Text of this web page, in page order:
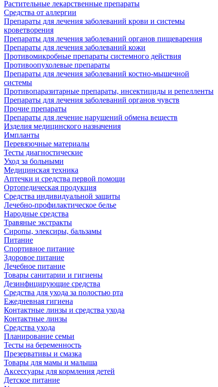
Растительные лекарственные препараты
Средства от аллергии
Препараты для лечения заболеваний крови и системы
кроветворения
Препараты для лечения заболеваний органов пищеварения
Препараты для лечения заболеваний кожи
Противомикробные препараты системного действия
Противоопухолевые препараты
Препараты для лечения заболеваний костно-мышечной
системы
Противопаразитарные препараты, инсектициды и репелленты
Препараты для лечения заболеваний органов чувств
Прочие препараты
Препараты для лечение нарушений обмена веществ
Изделия медицинского назначения
Импланты
Перевязочные материалы
Тесты диагностические
Уход за больными
Медицинская техника
Аптечки и средства первой помощи
Ортопедическая продукция
Средства индивидуальной защиты
Лечебно-профилактическое белье
Народные средства
Травяные экстракты
Сиропы, элексиры, бальзамы
Питание
Спортивное питание
Здоровое питание
Лечебное питание
Товары санитарии и гигиены
Дезинфицирующие средства
Средства для ухода за полостью рта
Ежедневная гигиена
Контактные линзы и средства ухода
Контактные линзы
Средства ухода
Планирование семьи
Тесты на беременность
Презервативы и смазка
Товары для мамы и малыша
Аксессуары для кормления детей
Детское питание